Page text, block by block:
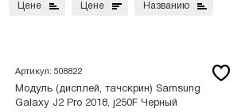
Цене Цене Названию
Артикул: 508822
Модуль (дисплей, тачскрин) Samsung
Galaxy J2 Pro 2018, j250F Черный